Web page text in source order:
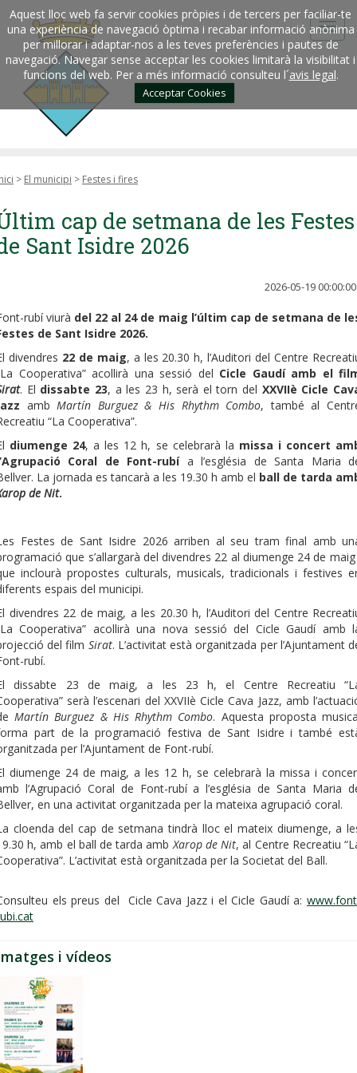
Aquest lloc web fa servir cookies pròpies i de tercers per faciliar-te
una experiència de navegació òptima i recabar informació anònima
per millorar i adaptar-nos a les teves preferències i pautes de
navegació. Navegar sense acceptar les cookies limitarà la visibilitat i
funcions del web. Per a més informació consulteu l´avis legal.
Acceptar Cookies
> El municipi > Festes i fires
cap de setmana de les Festes
Sant Isidre 2026
2026-05-19 00:00:00
rubí viurà del 22 al 24 de maig l’últim cap de setmana de
de Sant Isidre 2026.
divendres 22 de maig, a les 20.30 h, l’Auditori del Centre
Cooperativa” acollirà una sessió del Cicle Gaudí amb el
. El dissabte 23, a les 23 h, serà el torn del XXVIIè Cicle
ambMartín Burguez & His Rhythm Combo, també al
“La Cooperativa”.
diumenge 24, a les 12 h, se celebrarà la missa i concert
Coral de Font-rubía l’església de Santa Maria
La jornada es tancarà a les 19.30 h amb el ball de tarda
de Nit.
Festes de Sant Isidre 2026 arriben al seu tram final amb
que s’allargarà del divendres 22 al diumenge 24 de
inclourà propostes culturals, musicals, tradicionals i festives
espais del municipi.
divendres 22 de maig, a les 20.30 h, l’Auditori del Centre
Cooperativa” acollirà una nova sessió del Cicle Gaudí amb
del film Sirat. L’activitat està organitzada per l’Ajuntament
rubí.
dissabte 23 de maig, a les 23 h, el Centre Recreatiu
serà l’escenari del XXVIIè Cicle Cava Jazz, amb
Martín Burguez & His Rhythm Combo. Aquesta proposta
part de la programació festiva de Sant Isidre i també
per l’Ajuntament de Font-rubí.
diumenge 24 de maig, a les 12 h, se celebrarà la missa i
l’Agrupació Coral de Font-rubí a l’església de Santa Maria
en una activitat organitzada per la mateixa agrupació coral.
cloenda del cap de setmana tindrà lloc el mateix diumenge, a
h, amb el ball de tarda ambXarop de Nit, al Centre Recreatiu
L’activitat està organitzada per la Societat del Ball.
els preus del Cicle Cava Jazz i el Cicle Gaudí a:
i vídeos